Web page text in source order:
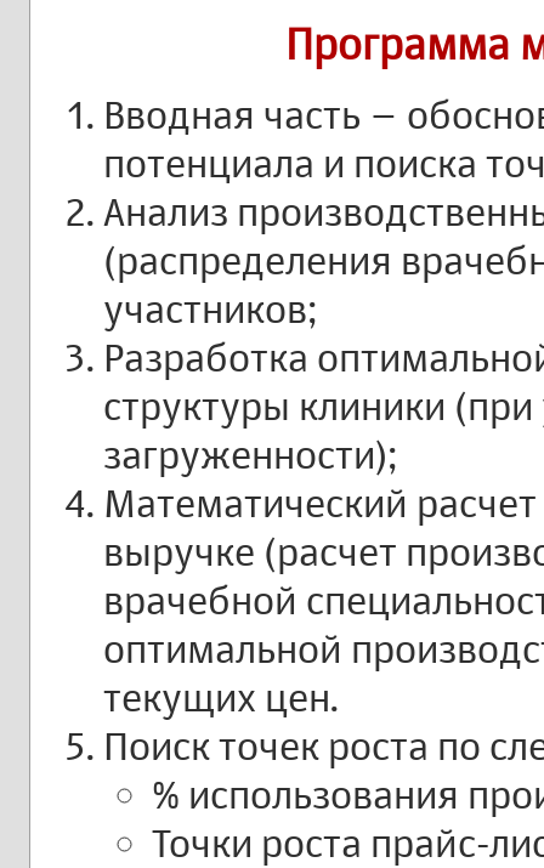
Программа
Вводная часть –
потенциала и поиска
Анализ
(распределения
участников;
Разработка
структуры клиники
загруженности);
Математический
выручке (расчет
врачебной
оптимальной
текущих цен.
Поиск точек роста по
% использования
Точки роста прайс-